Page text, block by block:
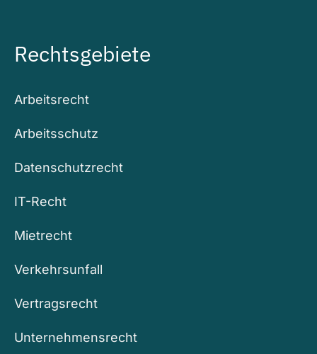
Rechtsgebiete
Arbeitsrecht
Arbeitsschutz
Datenschutzrecht
IT-Recht
Mietrecht
Verkehrsunfall
Vertragsrecht
Unternehmensrecht